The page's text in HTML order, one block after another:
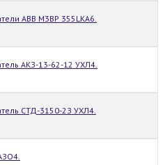
ABB M3BP 355LKA6.
АКЗ-13-62-12 УХЛ4.
СТД-3150-2З УХЛ4.